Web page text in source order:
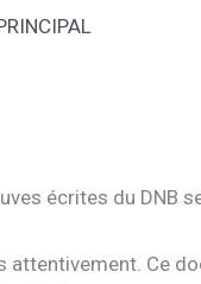
écrites du DNB
Ce